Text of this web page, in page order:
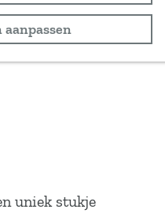
uniek stukje